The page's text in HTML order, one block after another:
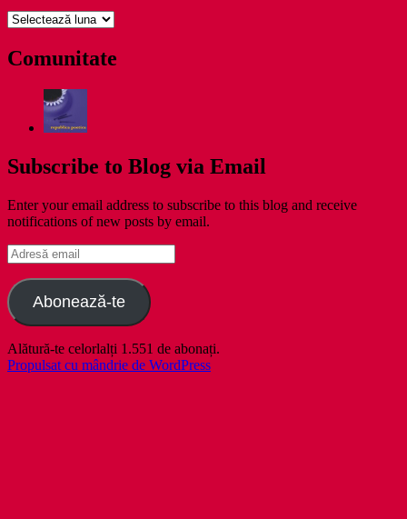
pe
Comunitate
Subscribe to Blog via Email
Enter your email address to subscribe to this blog and receive
notifications of new posts by email.
Adresă
email
Abonează-te
Alătură-te celorlalți 1.551 de abonați.
Propulsat cu mândrie de WordPress